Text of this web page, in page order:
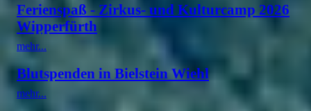
Ferienspaß - Zirkus- und Kulturcamp 2026
Wipperfürth
mehr...
Blutspenden in Bielstein Wiehl
mehr...